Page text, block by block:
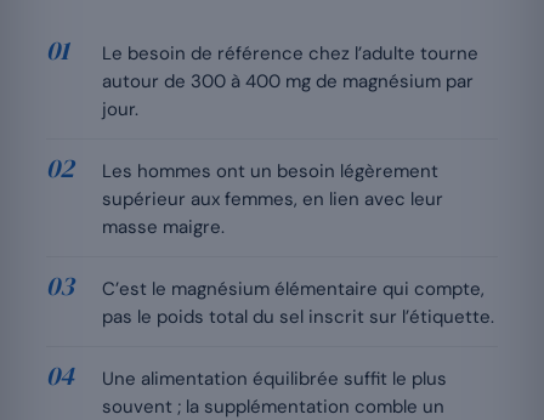
Le besoin de référence chez l’adulte tourne
autour de 300 à 400 mg de magnésium par
jour.
Les hommes ont un besoin légèrement
supérieur aux femmes, en lien avec leur
masse maigre.
C’est le magnésium élémentaire qui compte,
pas le poids total du sel inscrit sur l’étiquette.
Une alimentation équilibrée suffit le plus
souvent ; la supplémentation comble un